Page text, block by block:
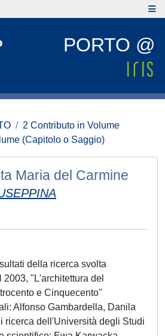
PORTO @
2 Contributo in Volume
(Capitolo o Saggio)
Maria del Carmine
della ricerca svolta
"L'architettura del
e Cinquecento"
Alfonso Gambardella, Danila
ricerca dell'Università degli Studi